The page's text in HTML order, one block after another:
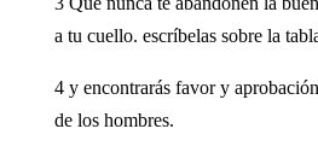
a tu cuello. escríbelas sobre la
4 y encontrarás favor y
de los hombres.